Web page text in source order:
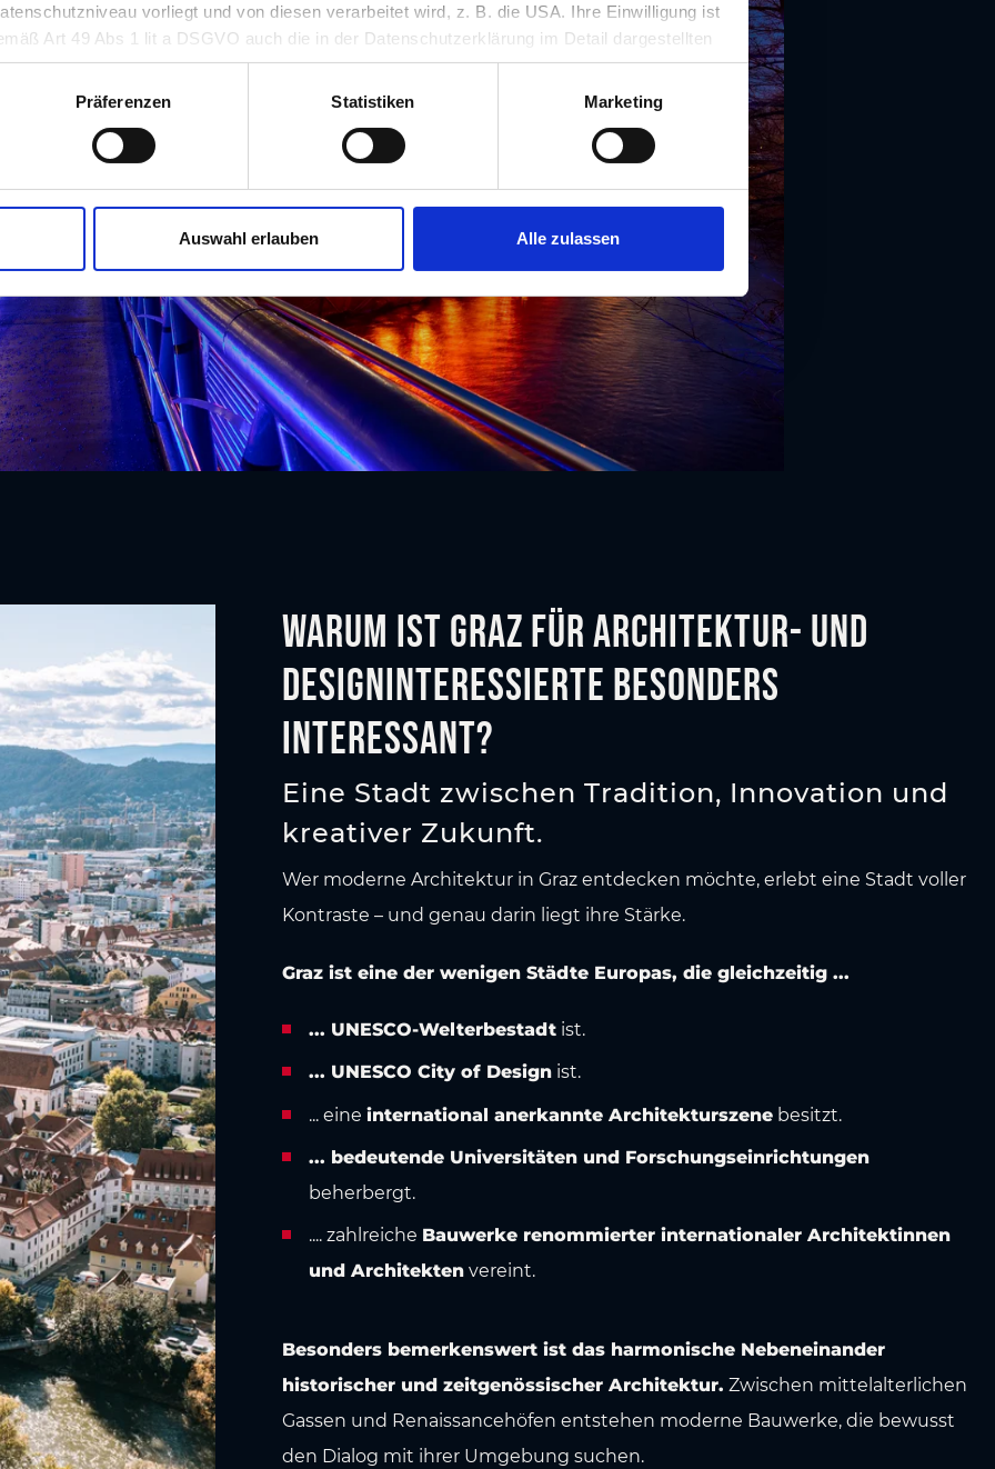
vorliegt und von diesen verarbeitet wird, z. B. die USA. Ihre Einwilligung ist
Art 49 Abs 1 lit a DSGVO auch die in der Datenschutzerklärung im Detail dargestellten
in unsicheren Drittstaaten, wie insbesondere den USA. Ihre Einwilligung ist für die Nutzung
und kann jederzeit auf unserer Seite abgelehnt oder widerrufen werden.
Präferenzen Statistiken Marketing
Auswahl erlauben Alle zulassen
Warum ist Graz für Architektur- und
Designinteressierte besonders
interessant?
Eine Stadt zwischen Tradition, Innovation und
kreativer Zukunft.
Wer moderne Architektur in Graz entdecken möchte, erlebt eine Stadt voller
Kontraste – und genau darin liegt ihre Stärke.
Graz ist eine der wenigen Städte Europas, die gleichzeitig ...
... UNESCO-Welterbestadt ist.
... UNESCO City of Design ist.
... eine international anerkannte Architekturszene besitzt.
... bedeutende Universitäten und Forschungseinrichtungen
beherbergt.
.... zahlreiche Bauwerke renommierter internationaler Architektinnen
und Architekten vereint.
Besonders bemerkenswert ist das harmonische Nebeneinander
historischer und zeitgenössischer Architektur. Zwischen mittelalterlichen
Gassen und Renaissancehöfen entstehen moderne Bauwerke, die bewusst
den Dialog mit ihrer Umgebung suchen.